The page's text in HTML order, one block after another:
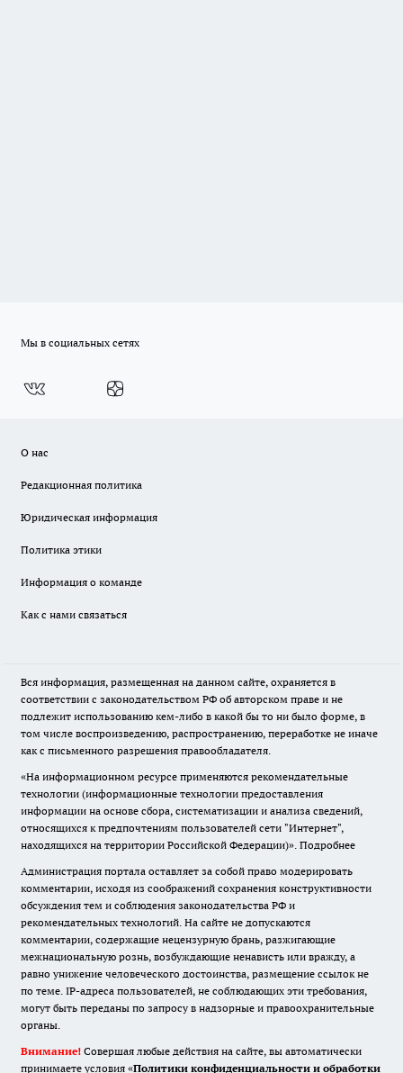
Мы в социальных сетях
О нас
Редакционная политика
Юридическая информация
Политика этики
Информация о команде
Как с нами связаться
Вся информация, размещенная на данном сайте, охраняется в
соответствии с законодательством РФ об авторском праве и не
подлежит использованию кем-либо в какой бы то ни было форме, в
том числе воспроизведению, распространению, переработке не иначе
как с письменного разрешения правообладателя.
«На информационном ресурсе применяются рекомендательные
технологии (информационные технологии предоставления
информации на основе сбора, систематизации и анализа сведений,
относящихся к предпочтениям пользователей сети "Интернет",
находящихся на территории Российской Федерации)». Подробнее
Администрация портала оставляет за собой право модерировать
комментарии, исходя из соображений сохранения конструктивности
обсуждения тем и соблюдения законодательства РФ и
рекомендательных технологий. На сайте не допускаются
комментарии, содержащие нецензурную брань, разжигающие
межнациональную рознь, возбуждающие ненависть или вражду, а
равно унижение человеческого достоинства, размещение ссылок не
по теме. IP-адреса пользователей, не соблюдающих эти требования,
могут быть переданы по запросу в надзорные и правоохранительные
органы.
Внимание! Совершая любые действия на сайте, вы автоматически
принимаете условия «Политики конфиденциальности и обработки